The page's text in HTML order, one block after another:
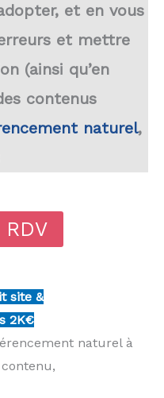
et en vous
et mettre
(ainsi qu’en
contenus
naturel,
RDV
site &
2K€
naturel à